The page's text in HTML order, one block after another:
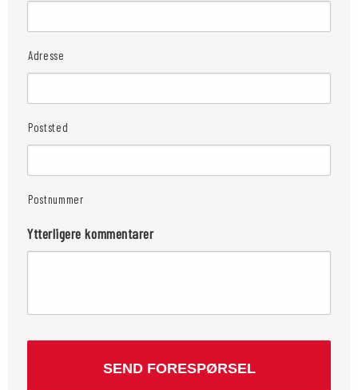
Adresse
Poststed
Postnummer
Ytterligere kommentarer
CAPTCHA